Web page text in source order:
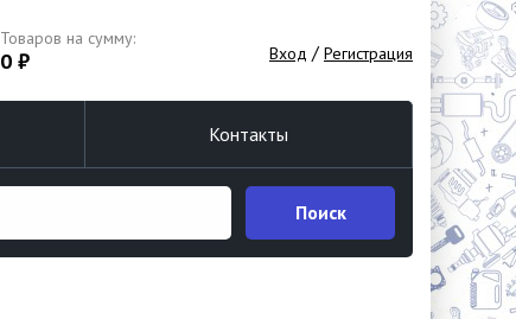
Товаров на сумму:
0 ₽ Вход / Регистрация
Контакты
Поиск